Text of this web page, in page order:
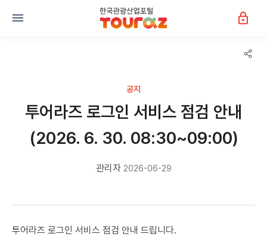
공지
투어라즈 로그인 서비스 점검 안내
(2026. 6. 30. 08:30~09:00)
관리자 2026-06-29
투어라즈 로그인 서비스 점검 안내 드립니다.